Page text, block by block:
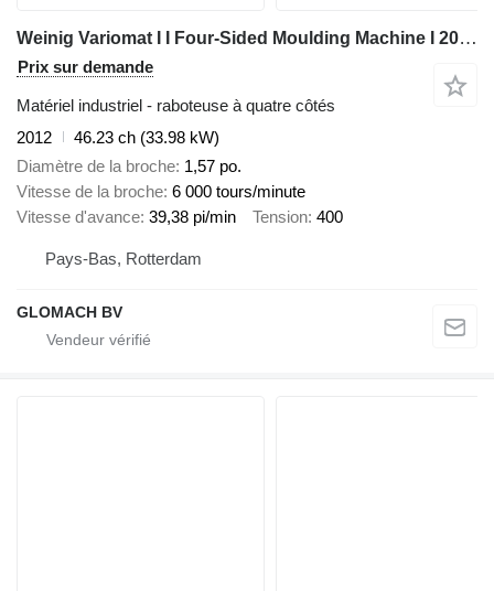
Weinig Variomat I I Four-Sided Moulding Machine I 2012
Prix sur demande
Matériel industriel - raboteuse à quatre côtés
2012
46.23 ch (33.98 kW)
Diamètre de la broche 1,57 po.
Vitesse de la broche 6 000 tours/minute
Vitesse d'avance 39,38 pi/min Tension 400
Pays-Bas, Rotterdam
GLOMACH BV